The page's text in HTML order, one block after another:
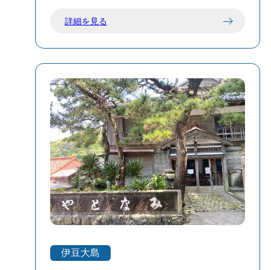
台から見下ろす大海原に思わず声が出ち
が入ってくる感じ。 実は、前に来たとき
はガス（霧）がかかっていて、景色はま
ったく見えず…「残念だったなぁ」と思
いながら帰ったんです。でも今回は、そ
のリベンジを果たせたような気分。あの
とき見られなかった景色が、目の前いっ
ぱいに広がっていて…まるでごほうびを
もらったみたいでした。 何度来ても、新
しい発見や嬉しい驚きがある伊豆大島。
今回の旅も、「やっぱりまた来たい！」
って思わせてくれる素敵な時間になりま
した。
詳細を見る
伊豆大島